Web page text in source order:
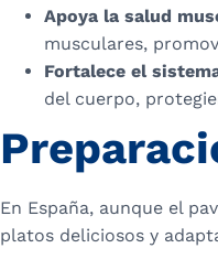
Apoya la salud
musculares,
Fortalece el
del cuerpo,
En España, aunque el
platos deliciosos y